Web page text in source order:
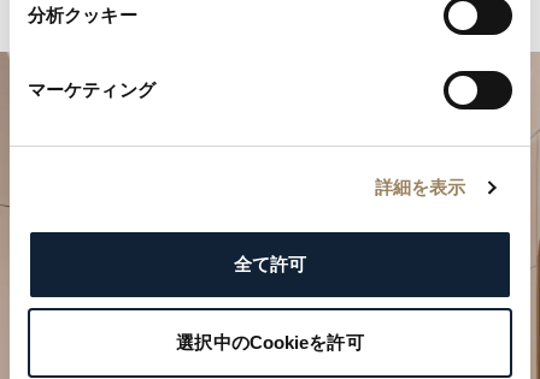
分析クッキー
マーケティング
詳細を表示
全て許可
選択中のCookieを許可
特別なひとときを計画する
ブレゲの時計作品をぜひブティックでご覧ください。